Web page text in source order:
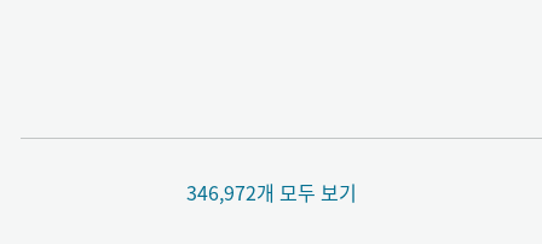
346,972개 모두 보기